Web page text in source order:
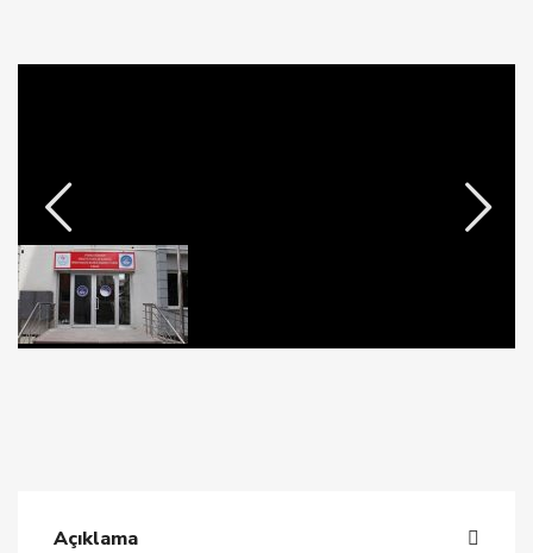
Açıklama